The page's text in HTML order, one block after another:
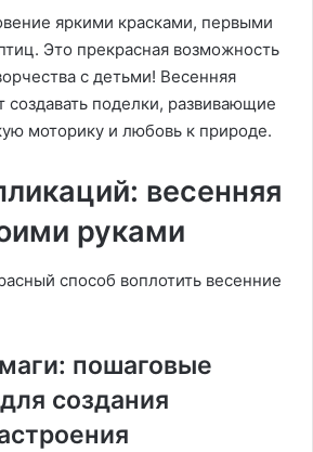
яркими красками, первыми
Это прекрасная возможность
с детьми! Весенняя
создавать поделки, развивающие
моторику и любовь к природе.
весенняя
руками
способ воплотить весенние
пошаговые
создания